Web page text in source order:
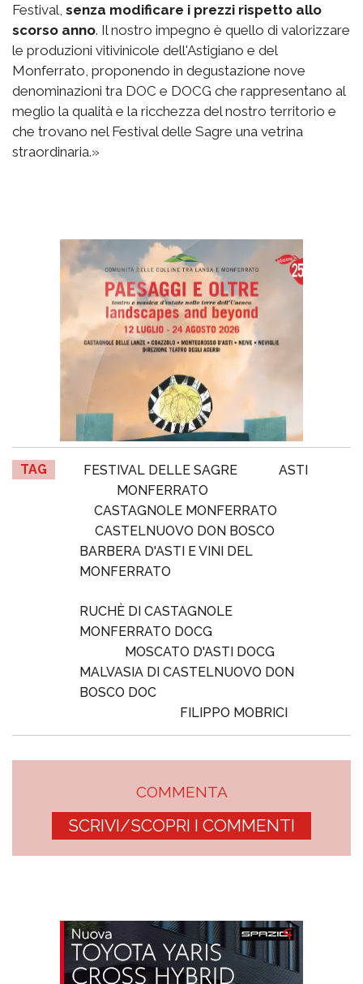
Festival, senza modificare i prezzi rispetto allo
scorso anno. Il nostro impegno è quello di valorizzare
le produzioni vitivinicole dell'Astigiano e del
Monferrato, proponendo in degustazione nove
denominazioni tra DOC e DOCG che rappresentano al
meglio la qualità e la ricchezza del nostro territorio e
che trovano nel Festival delle Sagre una vetrina
straordinaria.»
TAG FESTIVAL DELLE SAGRE
ASTI
MONFERRATO
CASTAGNOLE MONFERRATO
CASTELNUOVO DON BOSCO
BARBERA D'ASTI E VINI DEL
MONFERRATO
RUCHÈ DI CASTAGNOLE
MONFERRATO DOCG
MOSCATO D'ASTI DOCG
MALVASIA DI CASTELNUOVO DON
BOSCO DOC
FILIPPO MOBRICI
COMMENTA
SCRIVI/SCOPRI I COMMENTI